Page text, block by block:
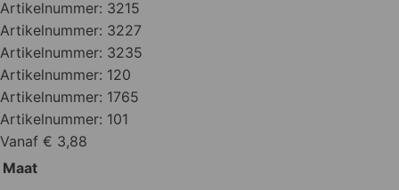
Artikelnummer: 3215
Artikelnummer: 3227
Artikelnummer: 3235
Artikelnummer: 120
Artikelnummer: 1765
Artikelnummer: 101
Vanaf € 3,88
Maat